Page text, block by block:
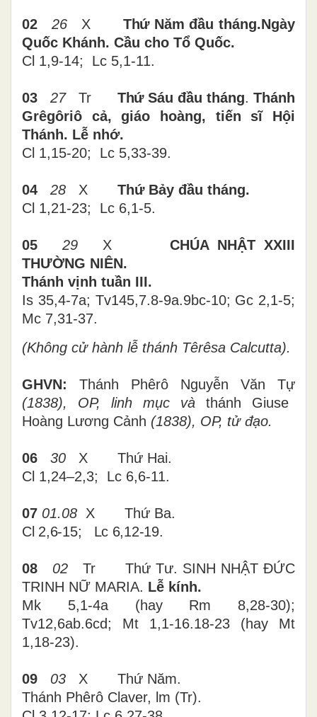
02 26XThứ Năm đầu tháng.Ngày
Quốc Khánh. Cầu cho Tổ Quốc.
Cl 1,9-14; Lc 5,1-11.
03 27Tr Thứ Sáu đầu tháng.Thánh
Grêgôriô cả, giáo hoàng, tiến sĩ Hội
Thánh. Lễ nhớ.
Cl 1,15-20; Lc 5,33-39.
04 28 X Thứ Bảy đầu tháng.
Cl 1,21-23; Lc 6,1-5.
05 29 X CHÚA NHẬT XXIII
THƯỜNG NIÊN.
Thánh vịnh tuần III.
Is 35,4-7a; Tv145,7.8-9a.9bc-10; Gc 2,1-5;
Mc 7,31-37.
(Không cử hành lễ thánh Têrêsa Calcutta).
GHVN: Thánh Phêrô Nguyễn Văn Tự
(1838), OP, linh mục và thánh Giuse
Hoàng Lương Cảnh (1838), OP, tử đạo.
06 30 X Thứ Hai.
Cl 1,24–2,3; Lc 6,6-11.
07 01.08 X Thứ Ba.
Cl 2,6-15; Lc 6,12-19.
08 02 Tr Thứ Tư. SINH NHẬT ĐỨC
TRINH NỮ MARIA. Lễ kính.
Mk 5,1-4a (hay Rm 8,28-30);
Tv12,6ab.6cd; Mt 1,1-16.18-23 (hay Mt
1,18-23).
09 03 X Thứ Năm.
Thánh Phêrô Claver, lm (Tr).